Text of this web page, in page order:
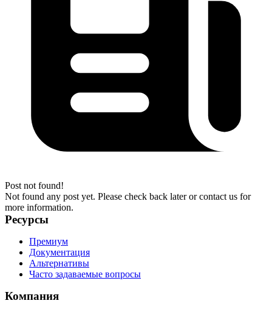
Post not found!
Not found any post yet. Please check back later or contact us for
more information.
Ресурсы
Премиум
Документация
Альтернативы
Часто задаваемые вопросы
Компания